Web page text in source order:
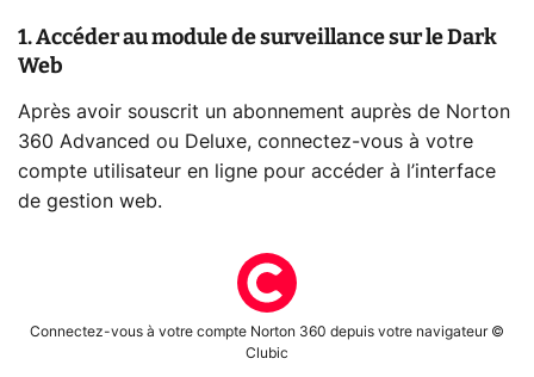
1. Accéder au module de surveillance sur le Dark
Web
Après avoir souscrit un abonnement auprès de Norton
360 Advanced ou Deluxe, connectez-vous à votre
compte utilisateur en ligne pour accéder à l’interface
de gestion web.
Connectez-vous à votre compte Norton 360 depuis votre navigateur ©
Clubic